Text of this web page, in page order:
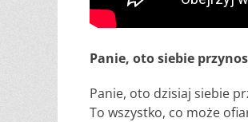
Panie, oto siebie
Panie, oto dzisiaj siebie
To wszystko, co może